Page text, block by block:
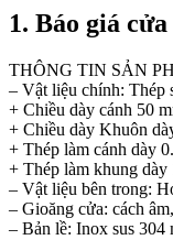
1. Báo giá
THÔNG TIN SẢN
– Vật liệu chính: Thép
+ Chiều dày cánh 50
+ Chiều dày Khuôn
+ Thép làm cánh dày
+ Thép làm khung dày
– Vật liệu bên trong:
– Gioăng cửa: cách
– Bản lề: Inox sus 304